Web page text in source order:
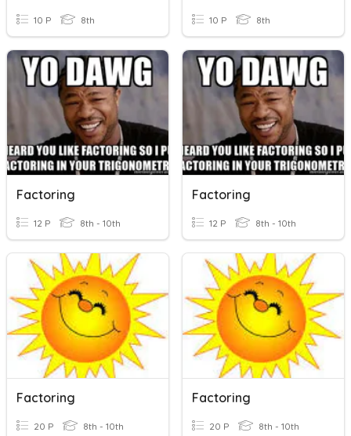
10 P 8th 10 P 8th
Factoring
12 P 8th - 10th
Factoring
12 P 8th - 10th
Factoring
20 P 8th - 10th
Factoring
20 P 8th - 10th